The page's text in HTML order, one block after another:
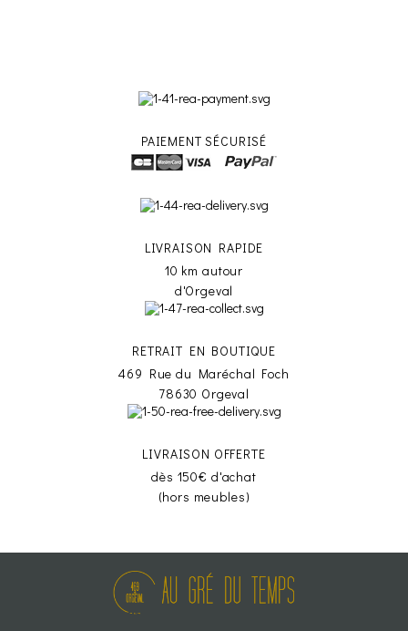
PAIEMENT SÉCURISÉ
LIVRAISON RAPIDE
10 km autour
d'Orgeval
RETRAIT EN BOUTIQUE
469 Rue du Maréchal Foch
78630 Orgeval
LIVRAISON OFFERTE
dès 150€ d'achat
(hors meubles)